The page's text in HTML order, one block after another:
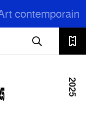
contemporain
2025